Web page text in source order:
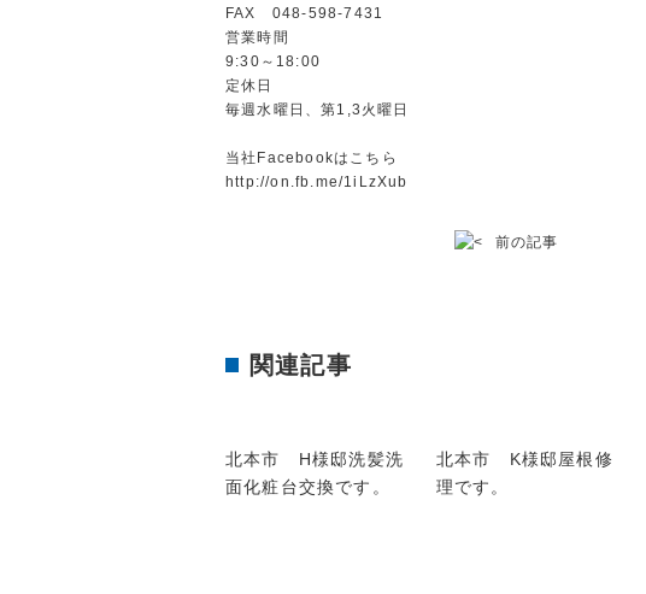
FAX 048-598-7431
営業時間
9:30～18:00
定休日
毎週水曜日、第1,3火曜日
当社Facebookはこちら
http://on.fb.me/1iLzXub
前の記事
関連記事
北本市 H様邸洗髪洗
面化粧台交換です。
北本市 K様邸屋根修
理です。